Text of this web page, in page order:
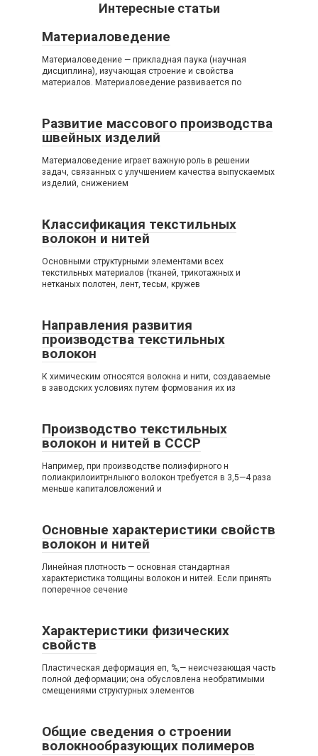
Интересные статьи
Материаловедение
Материаловедение — прикладная паука (научная
дисциплина), изучающая строение и свойства
материалов. Материаловедение развивается по
Развитие массового производства
швейных изделий
Материаловедение играет важную роль в решении
задач, связанных с улучшением качества выпускаемых
изделий, снижением
Классификация текстильных
волокон и нитей
Основными структурными элементами всех
текстильных материалов (тканей, трикотажных и
нетканых полотен, лент, тесьм, кружев
Направления развития
производства текстильных
волокон
К химическим относятся волокна и нити, создаваемые
в заводских условиях путем формования их из
Производство текстильных
волокон и нитей в СССР
Например, при производстве полиэфирного н
полиакрилоиитрнлыюго волокон требуется в 3,5—4 раза
меньше капиталовложений и
Основные характеристики свойств
волокон и нитей
Линейная плотность — основная стандартная
характеристика толщины волокон и нитей. Если принять
поперечное сечение
Характеристики физических
свойств
Пластическая деформация еп, %,— неисчезающая часть
полной деформации; она обусловлена необратимыми
смещениями структурных элементов
Общие сведения о строении
волокнообразующих полимеров